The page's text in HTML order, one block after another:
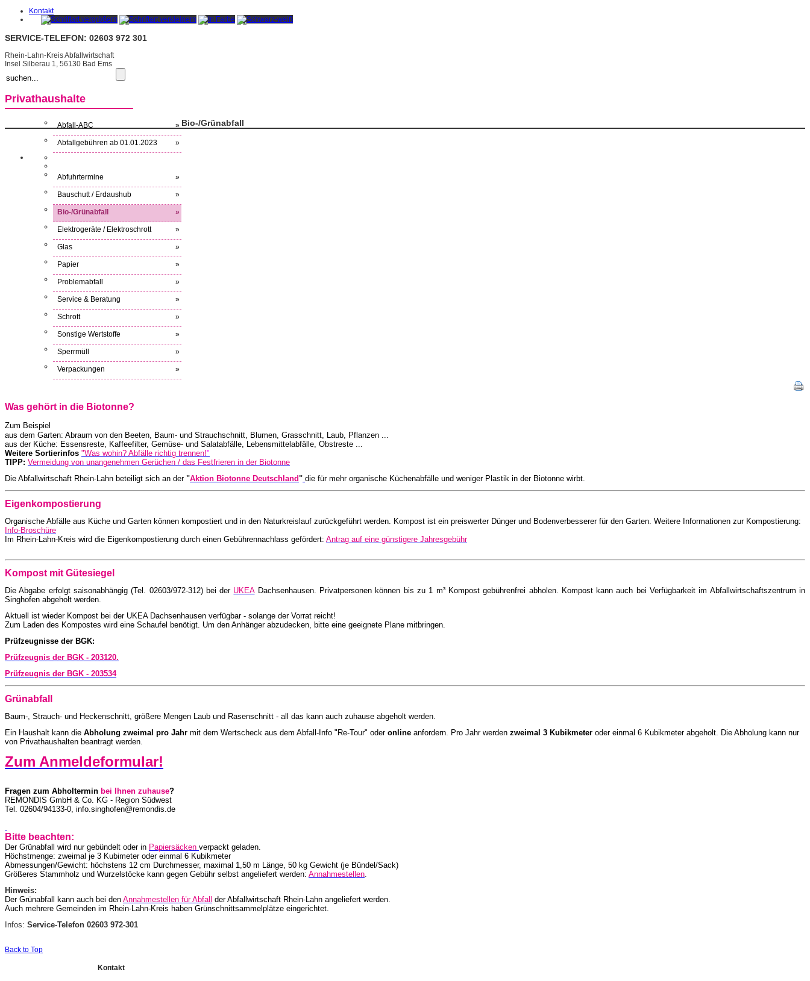
Kontakt
SERVICE-TELEFON: 02603 972 301
Rhein-Lahn-Kreis Abfallwirtschaft
Insel Silberau 1, 56130 Bad Ems
Privathaushalte
Abfall-ABC »
Abfallgebühren ab 01.01.2023 »
Abfuhrtermine »
Bauschutt / Erdaushub »
Bio-/Grünabfall »
Elektrogeräte / Elektroschrott »
Glas »
Papier »
Problemabfall »
Service & Beratung »
Schrott »
Sonstige Wertstoffe »
Sperrmüll »
Verpackungen »
Bio-/Grünabfall
Was gehört in die Biotonne?
Zum Beispiel
aus dem Garten: Abraum von den Beeten, Baum- und Strauchschnitt, Blumen, Grasschnitt, Laub, Pflanzen ...
aus der Küche: Essensreste, Kaffeefilter, Gemüse- und Salatabfälle, Lebensmittelabfälle, Obstreste ...
Weitere Sortierinfos "Was wohin? Abfälle richtig trennen!"
TIPP: Vermeidung von unangenehmen Gerüchen / das Festfrieren in der Biotonne
Die Abfallwirtschaft Rhein-Lahn beteiligt sich an der "Aktion Biotonne Deutschland" die für mehr organische Küchenabfälle und weniger Plastik in der Biotonne wirbt.
Eigenkompostierung
Organische Abfälle aus Küche und Garten können kompostiert und in den Naturkreislauf zurückgeführt werden. Kompost ist ein preiswerter Dünger und Bodenverbesserer für den Garten. Weitere Informationen zur Kompostierung:
Info-Broschüre
Im Rhein-Lahn-Kreis wird die Eigenkompostierung durch einen Gebührennachlass gefördert: Antrag auf eine günstigere Jahresgebühr
Kompost mit Gütesiegel
Die Abgabe erfolgt saisonabhängig (Tel. 02603/972-312) bei der UKEA Dachsenhausen. Privatpersonen können bis zu 1 m³ Kompost gebührenfrei abholen. Kompost kann auch bei Verfügbarkeit im Abfallwirtschaftszentrum in
Singhofen abgeholt werden.
Aktuell ist wieder Kompost bei der UKEA Dachsenhausen verfügbar - solange der Vorrat reicht!
Zum Laden des Kompostes wird eine Schaufel benötigt. Um den Anhänger abzudecken, bitte eine geeignete Plane mitbringen.
Prüfzeugnisse der BGK:
Prüfzeugnis der BGK - 203120.
Prüfzeugnis der BGK - 203534
Grünabfall
Baum-, Strauch- und Heckenschnitt, größere Mengen Laub und Rasenschnitt - all das kann auch zuhause abgeholt werden.
Ein Haushalt kann die Abholung zweimal pro Jahr mit dem Wertscheck aus dem Abfall-Info "Re-Tour" oder online anfordern. Pro Jahr werden zweimal 3 Kubikmeter oder einmal 6 Kubikmeter abgeholt. Die Abholung kann nur
von Privathaushalten beantragt werden.
Zum Anmeldeformular!
Fragen zum Abholtermin bei Ihnen zuhause?
REMONDIS GmbH & Co. KG - Region Südwest
Tel. 02604/94133-0, info.singhofen@remondis.de
Bitte beachten:
Der Grünabfall wird nur gebündelt oder in Papiersäcken verpackt geladen.
Höchstmenge: zweimal je 3 Kubimeter oder einmal 6 Kubikmeter
Abmessungen/Gewicht: höchstens 12 cm Durchmesser, maximal 1,50 m Länge, 50 kg Gewicht (je Bündel/Sack)
Größeres Stammholz und Wurzelstöcke kann gegen Gebühr selbst angeliefert werden: Annahmestellen
Hinweis:
Der Grünabfall kann auch bei den Annahmestellen für Abfall
der Abfallwirtschaft Rhein-Lahn angeliefert werden.
Auch mehrere Gemeinden im Rhein-Lahn-Kreis haben Grünschnittsammelplätze eingerichtet.
Infos: Service-Telefon 02603 972-301
Back to Top
Kontakt